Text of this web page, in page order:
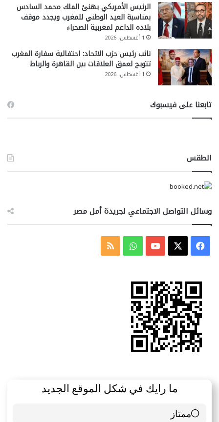
الرئيس الأمريكي يهنئ الملك محمد السادس
بمناسبة العيد الوطني للمغرب ويجدد موقف
بلاده الداعم لمغربية الصحراء
1 أغسطس، 2026
نائب رئيس حزب الاتحاد: احتفالية سفارة المغرب
تتويج لعمق العلاقات بين القاهرة والرباط
1 أغسطس، 2026
تابعنا على فيسبوك
الطقس
وسائل التواصل الاجتماعي لجريدة أمل مصر
فيسبوك ‫YouTubeواتسابملخص
ما رايك في شكل الموقع الجديد
ممتاز
6 ( 85.71 % )